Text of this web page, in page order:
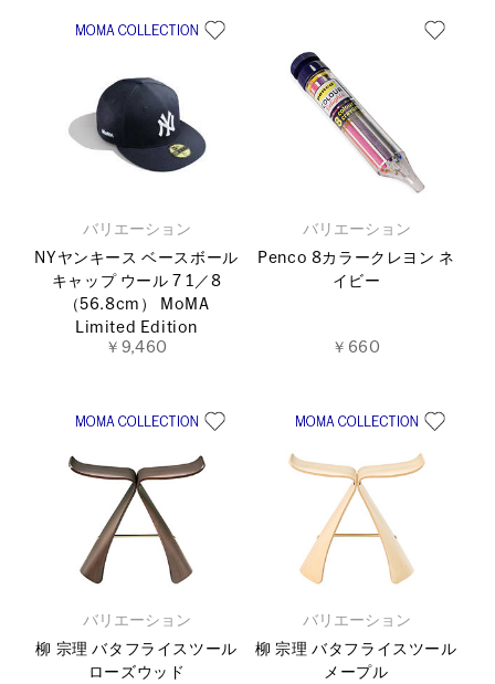
バリエーション
NYヤンキース ベースボール
キャップ ウール 7 1／8
（56.8cm） MoMA
Limited Edition
￥9,460
バリエーション
Penco 8カラークレヨン ネ
イビー
￥660
バリエーション
柳 宗理 バタフライスツール
ローズウッド
バリエーション
柳 宗理 バタフライスツール
メープル